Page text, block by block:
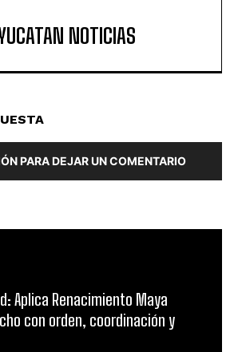
NOTICIAS
PARA DEJAR UN COMENTARIO
Aplica Renacimiento Maya
con orden, coordinación y